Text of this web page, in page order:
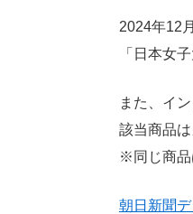
2024年12
「日本女
また、イ
該当商品
※同じ商品
朝日新聞